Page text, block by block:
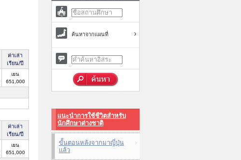
ค่าเล่า
เรียน/ปี
เยน
651,000
ค่าเล่า
เรียน/ปี
เยน
651,000
ค้นหาจากแผนที่
แนะนำการใช้ชีวิตสำหรับ
นักศึกษาต่างชาติ
ขั้นตอนหลังจากมาญี่ปุ่น
แล้ว